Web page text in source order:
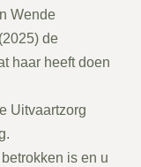
Wende
de
haar heeft doen
Uitvaartzorg
is en u